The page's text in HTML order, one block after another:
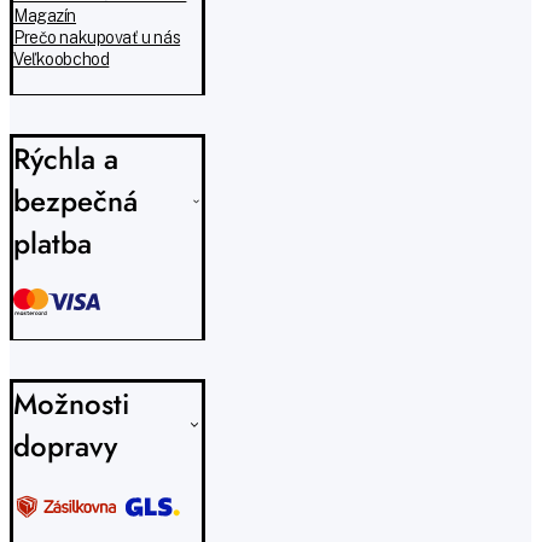
Magazín
Prečo nakupovať u nás
Veľkoobchod
Rýchla a
bezpečná
platba
Možnosti
dopravy